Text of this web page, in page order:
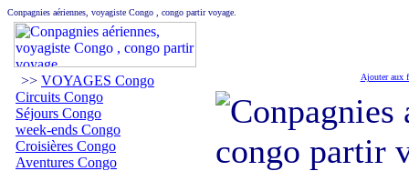
Conpagnies aériennes, voyagiste Congo , congo partir voyage.
>> VOYAGES Congo
Circuits Congo
Séjours Congo
week-ends Congo
Croisières Congo
Aventures Congo
Ajouter aux